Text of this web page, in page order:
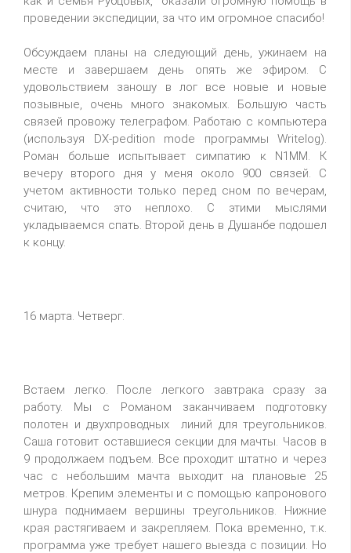
проведении экспедиции, за что им огромное спасибо!
Обсуждаем планы на следующий день, ужинаем на
месте и завершаем день опять же эфиром. С
удовольствием заношу в лог все новые и новые
позывные, очень много знакомых. Большую часть
связей провожу телеграфом. Работаю с компьютера
(используя DX-pedition mode программы Writelog).
Роман больше испытывает симпатию к N1MM. К
вечеру второго дня у меня около 900 связей. С
учетом активности только перед сном по вечерам,
считаю, что это неплохо. С этими мыслями
укладываемся спать. Второй день в Душанбе подошел
к концу.
16 марта. Четверг.
Встаем легко. После легкого завтрака сразу за
работу. Мы с Романом заканчиваем подготовку
полотен и двухпроводных линий для треугольников.
Саша готовит оставшиеся секции для мачты. Часов в
9 продолжаем подъем. Все проходит штатно и через
час с небольшим мачта выходит на плановые 25
метров. Крепим элементы и с помощью капронового
шнура поднимаем вершины треугольников. Нижние
края растягиваем и закрепляем. Пока временно, т.к.
программа уже требует нашего выезда с позиции. Но